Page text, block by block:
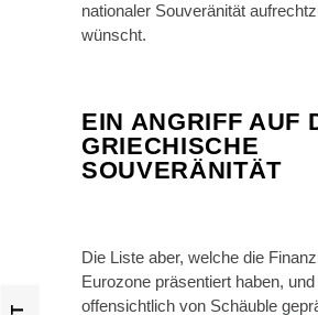
nationaler Souveränität
wünscht.
EIN ANGRIFF AUF
GRIECHISCHE
SOUVERÄNITÄT
Die Liste aber, welche die
Eurozone präsentiert haben, und
offensichtlich von Schäuble